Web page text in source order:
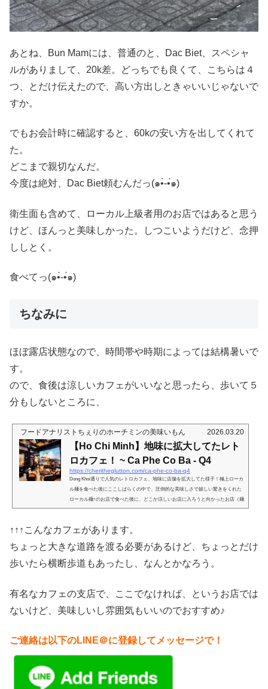
あとね、Bun Mamには、普通のと、Dac Biet、スペシャ
ルがありまして、20k差。どっちでも良くて、こちらは４
つ、とだけ伝えたので、高い方出しときゃいいじゃないで
すか。
でもお会計時に確認すると、60kの安い方を出してくれて
た。
どこまで親切なんだ。
今度は絶対、Dac Biet頼むんだっ(๑•̀-•́๑)
衛生面も含めて、ローカル上級者用のお店ではあると思う
けど、ほんっと美味しかった。しつこいようだけど、念押
ししとく。
食べてっ(๑•̀-•́๑)
ちなみに
ほぼ露店状態なので、時間帯や時期によっては結構暑いで
す。
ので、食後は涼しいカフェがいいなと思ったら、歩いて５
分もしないところに、
フードアナリストちぇりのホーチミンの美味いもん 2026.03.20
【Ho Chi Minh】地味に拡大してたレト
ロカフェ！ ~ Ca Phe Co Ba - Q4
https://cheritheglutton.com/ca-phe-co-ba-q4
Dong Khoi通りで人気のレトロカフェ、地味に店舗を拡大してた様子！極上ローカ
ル麺を食べた後にここしばらくの中で、圧倒的な美味しさで嬉しい驚きをくれた
ローカル麺↑のお店で食べた後に、どこか涼しいお店に入ろうと向かったお店（麺
屋は露店で暑かったのでw）Rivergate Residenceという大きなマンションの１階
なに派手派手しくしてないし。しかし中に入ると、こちらのお店のトレードマー
↑↑↑こんなカフェがあります。
ちょっと大きな道路を渡る必要があるけど、ちょっとだけ
歩いたら横断歩道もあったし、なんとかなろう。
有名なカフェの支店で、ここでなければ、というお店では
ないけど、美味しいし雰囲気もいいのでおすすめ♪
ご連絡は以下のLINE＠に登録してメッセージで！